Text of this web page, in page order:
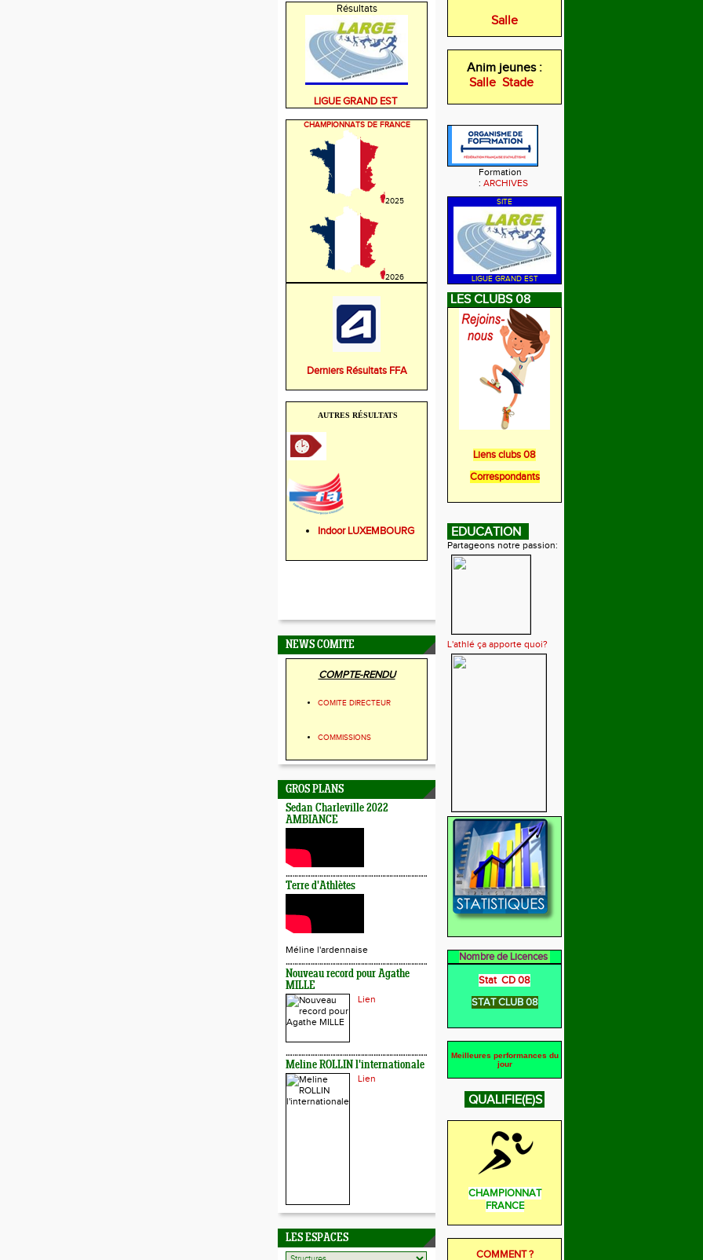
Résultats
LIGUE GRAND EST
CHAMPIONNATS DE FRANCE
2025
2026
Derniers Résultats FFA
AUTRES RÉSULTATS
Indoor LUXEMBOURG
NEWS COMITE
COMPTE-RENDU
COMITE DIRECTEUR
COMMISSIONS
GROS PLANS
Sedan Charleville 2022
AMBIANCE
Terre d'Athlètes
Méline l'ardennaise
Nouveau record pour Agathe
MILLE
Lien
Meline ROLLIN l'internationale
Lien
LES ESPACES
Salle
Anim jeunes :
Salle Stade
Formation
: ARCHIVES
SITE
LIGUE GRAND EST
LES CLUBS 08
Liens clubs 08
Correspondants
EDUCATION
Partageons notre passion:
L'athlé ça apporte quoi?
Nombre de Licences
Stat CD 08
STAT CLUB 08
Meilleures performances du
jour
QUALIFIE(E)S
CHAMPIONNAT
FRANCE
COMMENT ?